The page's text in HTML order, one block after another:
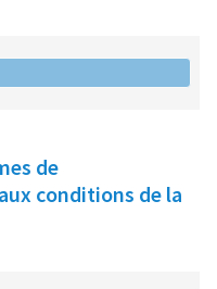
de
conditions de la